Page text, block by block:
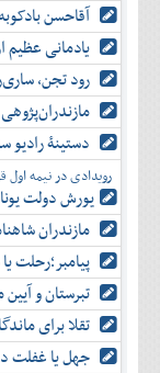
آقاحسن
یادمانی عظیم
رود تجن،
دستینۀ رادیو
رویدادی در نیمه اول
یورش دولت
مازندران
پیامبر؛رحلت
تبرستان و
تقلا برای
جهل یا غفلت